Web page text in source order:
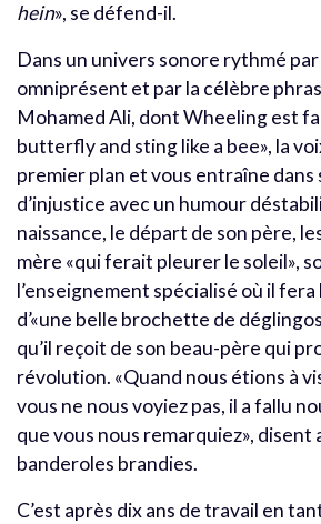
hein», se défend-il.
Dans un univers sonore rythmé
omniprésent et par la célèbre
Mohamed Ali, dont Wheeling est
butterfly and sting like a bee», la
premier plan et vous entraîne dans
d’injustice avec un humour
naissance, le départ de son père,
mère «qui ferait pleurer le soleil»,
l’enseignement spécialisé où il
d’«une belle brochette de
qu’il reçoit de son beau-père qui
révolution. «Quand nous étions à
vous ne nous voyiez pas, il a fallu
que vous nous remarquiez», disent
banderoles brandies.
C’est après dix ans de travail en